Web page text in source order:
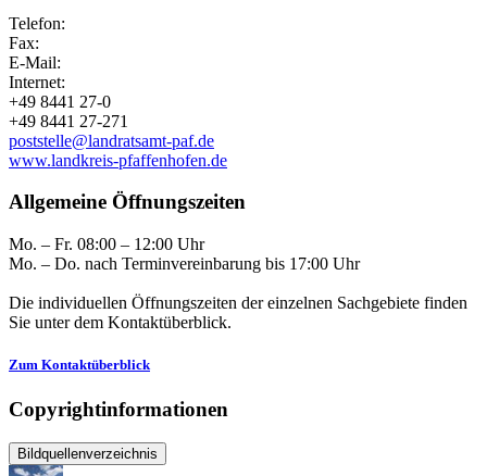
Telefon:
Fax:
E-Mail:
Internet:
+49 8441 27-0
+49 8441 27-271
poststelle@landratsamt-paf.de
www.landkreis-pfaffenhofen.de
Allgemeine Öffnungszeiten
Mo. – Fr. 08:00 – 12:00 Uhr
Mo. – Do. nach Terminvereinbarung bis 17:00 Uhr
Die individuellen Öffnungszeiten der einzelnen Sachgebiete finden
Sie unter dem Kontaktüberblick.
Zum Kontaktüberblick
Copyrightinformationen
Bildquellenverzeichnis